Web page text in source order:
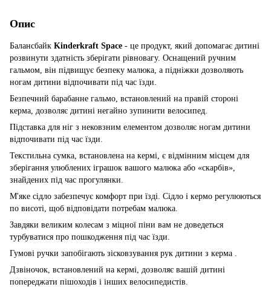
Опис
Балансбайк Kinderkraft Space - це продукт, який допомагає дитині
розвинути здатність зберігати рівновагу. Оснащений ручним
гальмом, він підвищує безпеку малюка, а підніжки дозволяють
ногам дитини відпочивати під час їзди.
Безпечний барабанне гальмо, встановлений на правій стороні
керма, дозволяє дитині негайно зупинити велосипед.
Підставка для ніг з нековзним елементом дозволяє ногам дитини
відпочивати під час їзди.
Текстильна сумка, встановлена ​​на кермі, є відмінним місцем для
зберігання улюблених іграшок вашого малюка або «скарбів»,
знайдених під час прогулянки.
М'яке сідло забезпечує комфорт при їзді. Сідло і кермо регулюються
по висоті, щоб відповідати потребам малюка.
Завдяки великим колесам з міцної піни вам не доведеться
турбуватися про пошкодження під час їзди.
Гумові ручки запобігають зісковзування рук дитини з керма .
Дзвіночок, встановлений на кермі, дозволяє вашій дитині
попереджати пішоходів і інших велосипедистів.